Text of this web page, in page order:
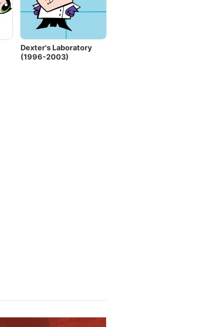
Dexter's Laboratory
(1996-2003)